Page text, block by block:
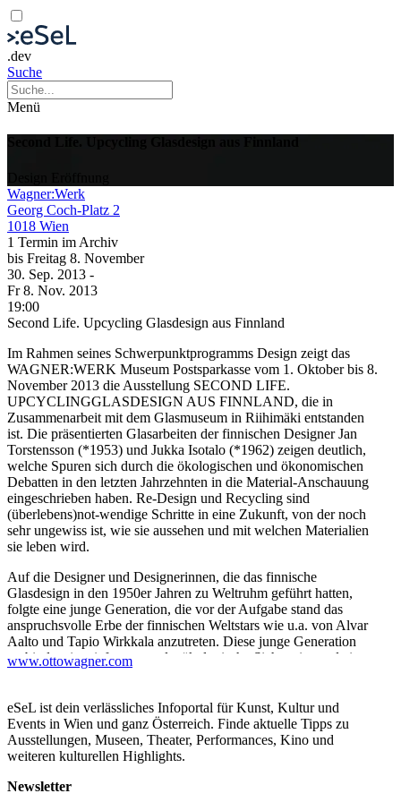
.dev
Suche
Menü
Wagner:Werk
Georg Coch-Platz 2
1018 Wien
1 Termin im Archiv
bis Freitag 8. November
30. Sep. 2013 -
Fr8. Nov. 2013
19:00
Second Life. Upcycling Glasdesign aus Finnland
Im Rahmen seines Schwerpunktprogramms Design zeigt das
WAGNER:WERK Museum Postsparkasse vom 1. Oktober bis 8.
November 2013 die Ausstellung SECOND LIFE.
UPCYCLINGGLASDESIGN AUS FINNLAND, die in
Zusammenarbeit mit dem Glasmuseum in Riihimäki entstanden
ist. Die präsentierten Glasarbeiten der finnischen Designer Jan
Torstensson (*1953) und Jukka Isotalo (*1962) zeigen deutlich,
welche Spuren sich durch die ökologischen und ökonomischen
Debatten in den letzten Jahrzehnten in die Material-Anschauung
eingeschrieben haben. Re-Design und Recycling sind
(überlebens)not-wendige Schritte in eine Zukunft, von der noch
sehr ungewiss ist, wie sie aussehen und mit welchen Materialien
sie leben wird.
Auf die Designer und Designerinnen, die das finnische
Glasdesign in den 1950er Jahren zu Weltruhm geführt hatten,
folgte eine junge Generation, die vor der Aufgabe stand das
anspruchsvolle Erbe der finnischen Weltstars wie u.a. von Alvar
Aalto und Tapio Wirkkala anzutreten. Diese junge Generation
verbindet eine tief verwurzelte ökologische Sichtweise und ein
starkes individuelles Verantwortungsbewusstsein für die Zukunft
‚Studioglasbewegung’, welche ein Ausdruck individueller
beruflicher und künstlerischer Freiheit war, da die Werke nun in
kleinen Studios selbsthergestellt wurden. Jan Torstensson und
Jukka Isotalo haben das Recycling von Glas zur Grundlage ihrer
www.ottowagner.com
eSeL ist dein verlässliches Infoportal für Kunst, Kultur und
Events in Wien und ganz Österreich. Finde aktuelle Tipps zu
Ausstellungen, Museen, Theater, Performances, Kino und
weiteren kulturellen Highlights.
Newsletter